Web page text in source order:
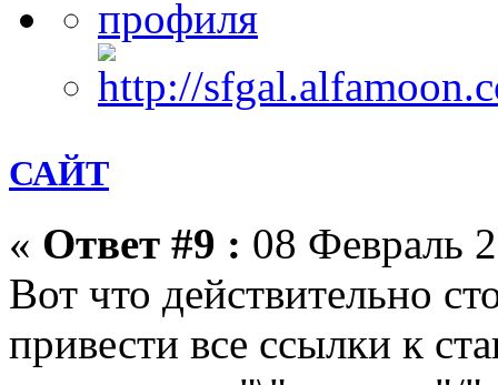
САЙТ
« Ответ #9 : 08 Февраль
Вот что действительно
привести все ссылки к